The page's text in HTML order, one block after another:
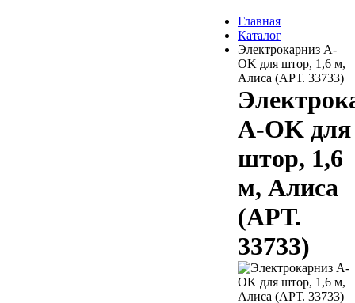
Главная
Каталог
Электрокарниз A-
OK для штор, 1,6 м,
Алиса (АРТ. 33733)
A-OK для
штор, 1,6
м, Алиса
(АРТ.
33733)